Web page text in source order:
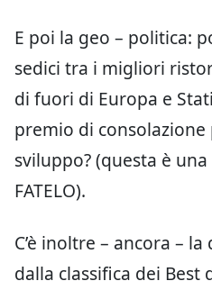
E poi la geo – politica:
sedici tra i migliori
di fuori di Europa e
premio di consolazione
sviluppo? (questa è
FATELO).
C’è inoltre – ancora –
dalla classifica dei Best